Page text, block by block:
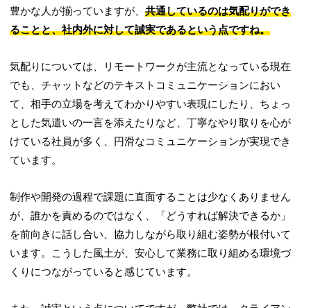
豊かな人が揃っていますが、共通しているのは気配りができ
ることと、社内外に対して誠実であるという点ですね。
気配りについては、リモートワークが主流となっている現在
でも、チャットなどのテキストコミュニケーションにおい
て、相手の立場を考えてわかりやすい表現にしたり、ちょっ
とした気遣いの一言を添えたりなど、丁寧なやり取りを心が
けている社員が多く、円滑なコミュニケーションが実現でき
ています。
制作や開発の過程で課題に直面することは少なくありません
が、誰かを責めるのではなく、「どうすれば解決できるか」
を前向きに話し合い、協力しながら取り組む姿勢が根付いて
います。こうした風土が、安心して業務に取り組める環境づ
くりにつながっていると感じています。